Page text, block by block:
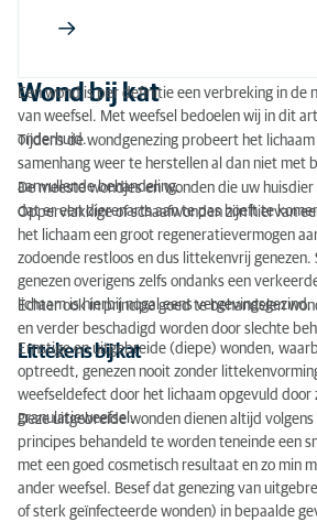
Wond bij kat
Een wond is per definitie een verbreking in de
van weefsel. Met weefsel bedoelen wij in dit
onderhuid.
Tijdens de wondgenezing probeert het
samenhang weer te herstellen al dan niet met
aanvullende behandeling.
De meeste wondjes en wonden die uw
dat er een dierenarts aan te pas hoeft te
Oppervlakkige of schaafwonden zijn hiervan
het lichaam een groot regeneratievermogen
zodoende restloos en dus littekenvrij genezen.
genezen overigens zelfs ondanks een
lichaam is hierbij nogal eens vergevingsgezind.
Echter ook in principe goed te behandelen
en verder beschadigd worden door slechte
Littekens bij kat
Ernstige en uitgebreide (diepe) wonden,
optreedt, genezen nooit zonder
weefseldefect door het lichaam opgevuld door
granulatieweefsel.
Deze uitgebreide wonden dienen altijd
principes behandeld te worden teneinde een
met een goed cosmetisch resultaat en zo min
ander weefsel. Besef dat genezing van
of sterk geïnfecteerde wonden) in bepaalde